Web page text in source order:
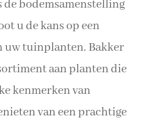
de bodemsamenstelling
u de kans op een
uw tuinplanten. Bakker
aan planten die
kenmerken van
van een prachtige